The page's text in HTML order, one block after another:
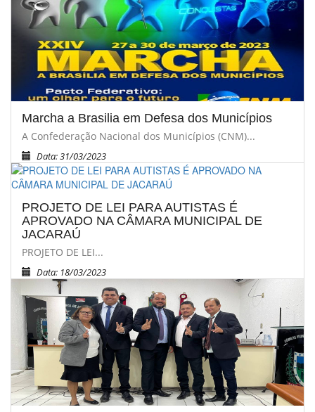
Marcha a Brasilia em Defesa dos Municípios
A Confederação Nacional dos Municípios (CNM)...
Data: 31/03/2023
PROJETO DE LEI PARA AUTISTAS É
APROVADO NA CÂMARA MUNICIPAL DE
JACARAÚ
PROJETO DE LEI...
Data: 18/03/2023